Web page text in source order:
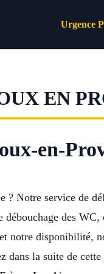
Urgence
EN
en-
Notre service de
des
notre disponibilité,
dans la suite de